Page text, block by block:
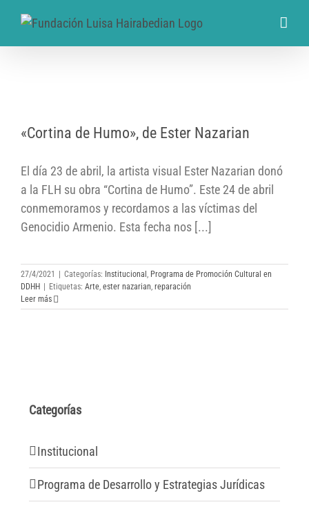
«Cortina de Humo», de Ester Nazarian
«Cortina de Humo», de Ester Nazarian
El día 23 de abril, la artista visual Ester Nazarian donó
a la FLH su obra “Cortina de Humo”. Este 24 de abril
conmemoramos y recordamos a las víctimas del
Genocidio Armenio. Esta fecha nos [...]
27/4/2021 Categorías: Institucional , Programa de Promoción Cultural en
DDHH
Etiquetas: Arte, ester nazarian, reparación
Leer más
Categorías
Institucional
Programa de Desarrollo y Estrategias Jurídicas